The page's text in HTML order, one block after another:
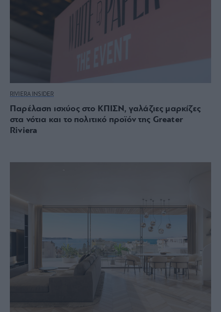
RIVIERA INSIDER
Παρέλαση ισχύος στο ΚΠΙΣΝ, γαλάζιες μαρκίζες
στα νότια και το πολιτικό προϊόν της Greater
Riviera